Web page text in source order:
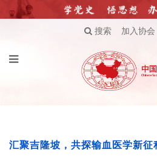
搜索 加入协会
汇聚吉隆坡，共探输血医学新